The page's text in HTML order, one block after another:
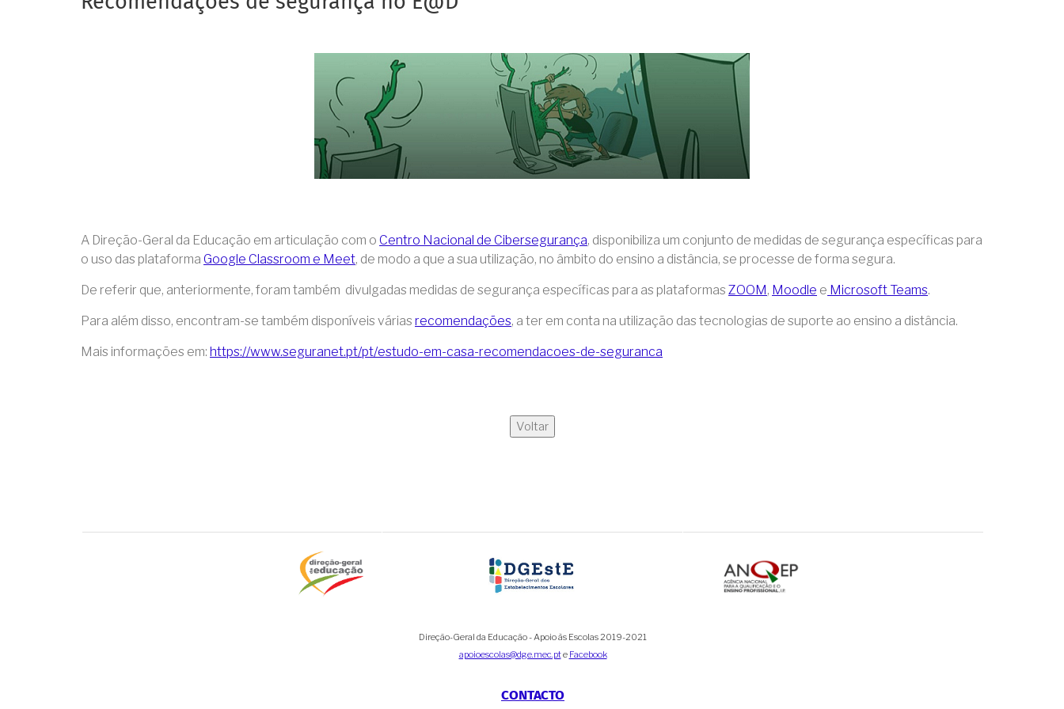
A Direção-Geral da Educação em articulação com o Centro Nacional de Cibersegurança, disponibiliza ​​um conjunto de medidas de segurança específicas para
o uso das plataforma Google Classroom e Meet,​ de modo a que a sua utilização, no âmbito do ensino a distância, se processe de forma segura.
De referir que, ​anteriormente, foram também divulgadas medidas de segurança​ específicas para as plataformas ZOOM, Moodle e Microsoft Teams.
​Para além disso, encontram-se também disponíveis ​várias recomendações, a ter em conta na utilização das tecnologias de suporte ao ensino a distância.
Mais informações em: https://www.seguranet.pt/pt/estudo-em-casa-recomendacoes-de-seguranca
Voltar
Direção-Geral da Educação - Apoio às Escolas 2019-2021
apoioescolas@dge.mec.pte Facebook
CONTACTO